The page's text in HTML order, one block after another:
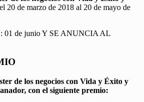
20 de marzo de 2018 al 20 de mayo de
01 de junio Y SE ANUNCIA AL
de los negocios con Vida y Éxito y
con el siguiente premio: